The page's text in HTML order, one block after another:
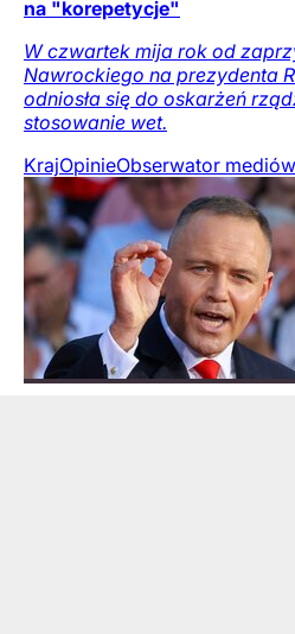
na "korepetycje"
W czwartek mija rok od
Nawrockiego na prezydenta
odniosła się do oskarżeń
stosowanie wet.
KrajOpinieObserwator mediów